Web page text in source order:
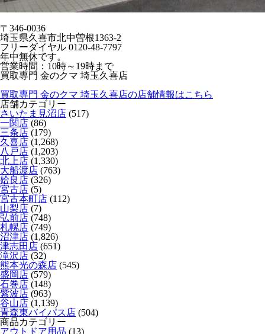
〒346-0036
埼玉県久喜市北中曽根1363-2
フリーダイヤル 0120-48-7797
年中無休です。
営業時間：10時～19時まで
買取専門 金のクマ 埼玉久喜店
買取専門 金のクマ 埼玉久喜店の店舗情報はこちら
店舗カテゴリー
さいたま見沼店 (517)
一関店 (86)
三条店 (179)
久喜店 (1,268)
八戸店 (1,203)
北上店 (1,330)
大船渡店 (763)
姶良店 (326)
宮古店 (5)
宮古本町店 (112)
山梨店 (7)
弘前店 (748)
札幌店 (749)
沼津店 (1,826)
津志田店 (651)
滝沢店 (32)
熊本光の森店 (545)
盛岡店 (579)
石巻店 (148)
紫波店 (963)
谷山店 (1,139)
青森東バイパス店 (504)
商品カテゴリー
アウトドア用品 (13)